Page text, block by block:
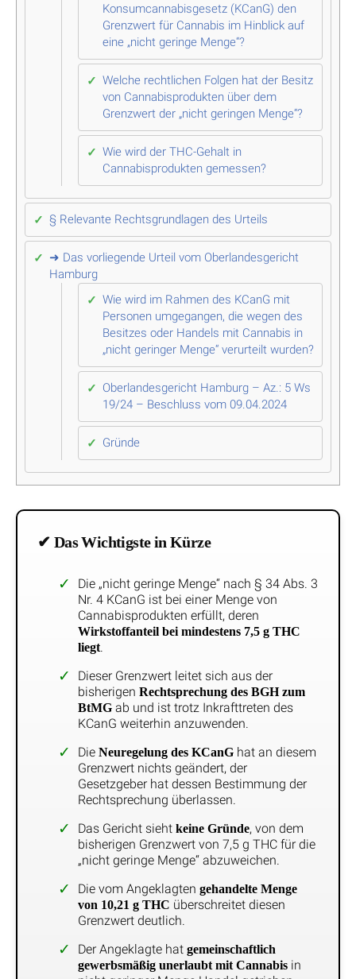
Konsumcannabisgesetz (KCanG) den
Grenzwert für Cannabis im Hinblick auf
eine „nicht geringe Menge“?
Welche rechtlichen Folgen hat der Besitz
von Cannabisprodukten über dem
Grenzwert der „nicht geringen Menge“?
Wie wird der THC-Gehalt in
Cannabisprodukten gemessen?
§ Relevante Rechtsgrundlagen des Urteils
➜ Das vorliegende Urteil vom Oberlandesgericht
Hamburg
Wie wird im Rahmen des KCanG mit
Personen umgegangen, die wegen des
Besitzes oder Handels mit Cannabis in
„nicht geringer Menge“ verurteilt wurden?
Oberlandesgericht Hamburg – Az.: 5 Ws
19/24 – Beschluss vom 09.04.2024
Gründe
✔ Das Wichtigste in Kürze
Die „nicht geringe Menge“ nach § 34 Abs. 3
Nr. 4 KCanG ist bei einer Menge von
Cannabisprodukten erfüllt, deren
Wirkstoffanteil bei mindestens 7,5 g THC
liegt.
Dieser Grenzwert leitet sich aus der
bisherigen Rechtsprechung des BGH zum
BtMGab und ist trotz Inkrafttreten des
KCanG weiterhin anzuwenden.
Die Neuregelung des KCanGhat an diesem
Grenzwert nichts geändert, der
Gesetzgeber hat dessen Bestimmung der
Rechtsprechung überlassen.
Das Gericht sieht keine Gründe, von dem
bisherigen Grenzwert von 7,5 g THC für die
„nicht geringe Menge“ abzuweichen.
Die vom Angeklagten gehandelte Menge
von 10,21 g THC überschreitet diesen
Grenzwert deutlich.
Der Angeklagte hat gemeinschaftlich
gewerbsmäßig unerlaubt mit Cannabisin